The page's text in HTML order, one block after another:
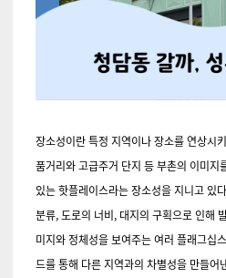
장소성이란 특정 지역이나 장소를 연상시
품거리와 고급주거 단지 등 부촌의 이미지
있는 핫플레이스라는 장소성을 지니고 있
분류, 도로의 너비, 대지의 구획으로 인해
미지와 정체성을 보여주는 여러 플래그십
드를 통해 다른 지역과의 차별성을 만들어